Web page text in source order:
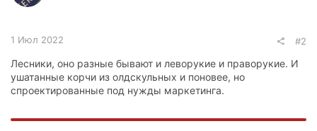
1 Июл 2022 #2
Лесники, оно разные бывают и леворукие и праворукие. И
ушатанные корчи из олдскульных и поновее, но
спроектированные под нужды маркетинга.